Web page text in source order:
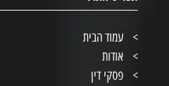
עמוד הבית
אודות
פסקי דין